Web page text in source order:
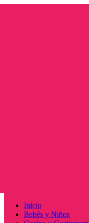
Menú
principal
Inicio
Bebés y Niños